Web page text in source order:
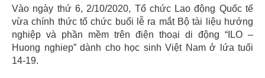
Vào ngày thứ 6, 2/10/2020, Tổ chức Lao động Quốc tế
vừa chính thức tổ chức buổi lễ ra mắt Bộ tài liệu hướng
nghiệp và phần mềm trên điện thoại di động “ILO –
Huong nghiep” dành cho học sinh Việt Nam ở lứa tuổi
14-19.